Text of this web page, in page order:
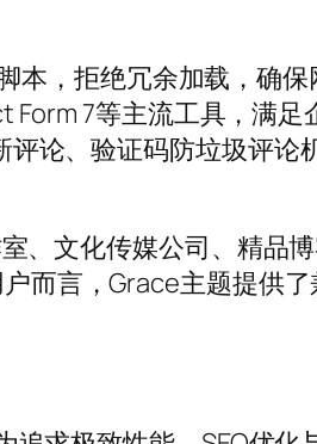
本，拒绝冗余加载，确
7等主流工具，满
论、验证码防垃圾评论
文化传媒公司、精品博
而言，Grace主题提供